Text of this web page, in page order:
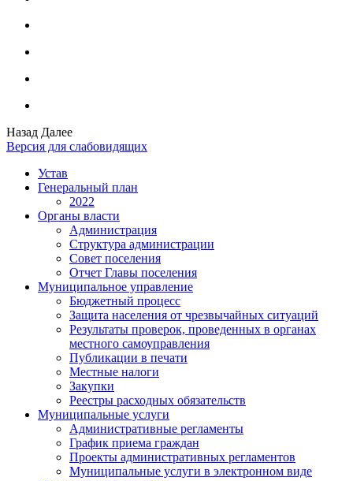
Назад Далее
Версия для слабовидящих
Устав
Генеральный план
2022
Органы власти
Администрация
Структура администрации
Совет поселения
Отчет Главы поселения
Муниципальное управление
Бюджетный процесс
Защита населения от чрезвычайных ситуаций
Результаты проверок, проведенных в органах
местного самоуправления
Публикации в печати
Местные налоги
Закупки
Реестры расходных обязательств
Муниципальные услуги
Административные регламенты
График приема граждан
Проекты административных регламентов
Муниципальные услуги в электронном виде